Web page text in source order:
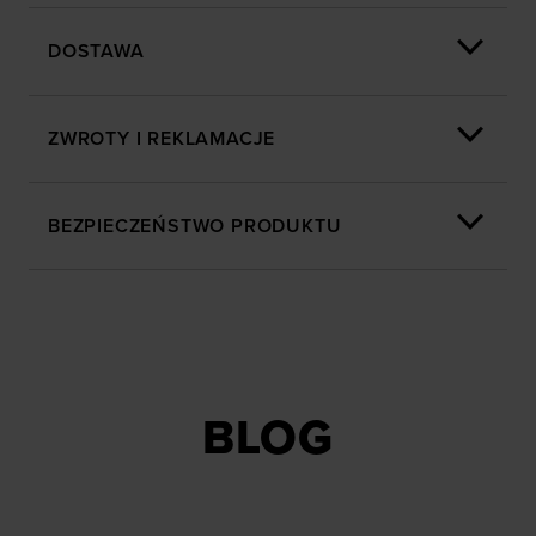
DOSTAWA
ZWROTY I REKLAMACJE
BEZPIECZEŃSTWO PRODUKTU
BLOG